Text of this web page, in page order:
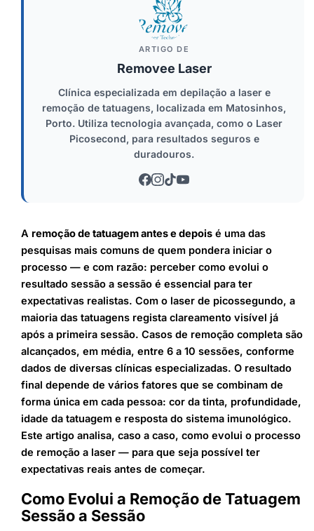
ARTIGO DE
Removee Laser
Clínica especializada em depilação a laser e
remoção de tatuagens, localizada em Matosinhos,
Porto. Utiliza tecnologia avançada, como o Laser
Picosecond, para resultados seguros e
duradouros.
Aremoção de tatuagem antes e depois é uma das
pesquisas mais comuns de quem pondera iniciar o
processo — e com razão: perceber como evolui o
resultado sessão a sessão é essencial para ter
expectativas realistas. Com o laser de picossegundo, a
maioria das tatuagens regista clareamento visível já
após a primeira sessão. Casos de remoção completa são
alcançados, em média, entre 6 a 10 sessões, conforme
dados de diversas clínicas especializadas. O resultado
final depende de vários fatores que se combinam de
forma única em cada pessoa: cor da tinta, profundidade,
idade da tatuagem e resposta do sistema imunológico.
Este artigo analisa, caso a caso, como evolui o processo
de remoção a laser — para que seja possível ter
expectativas reais antes de começar.
Como Evolui a Remoção de Tatuagem
Sessão a Sessão